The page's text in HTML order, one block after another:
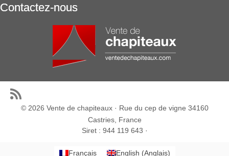
Contactez-nous
© 2026 Vente de chapiteaux· Rue du cep de vigne 34160
Castries, France
Siret : 944 119 643 ·
Français English (Anglais)